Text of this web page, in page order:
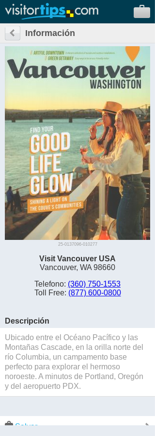
Información
25-0137096-010277
Visit Vancouver USA
Vancouver, WA 98660
Telefono: (360) 750-1553
Toll Free: (877) 600-0800
Descripción
Ubicado entre el Océano Pacífico y las
Montañas Cascade, en la orilla norte del
río Columbia, un campamento base
perfecto para explorar el hermoso
noroeste. A minutos de Portland, Oregón
y del aeropuerto PDX.
Salvar